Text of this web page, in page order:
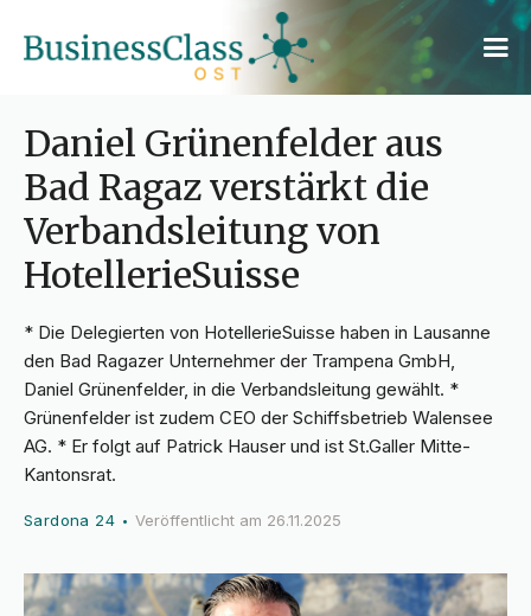
Daniel Grünenfelder aus
Bad Ragaz verstärkt die
Verbandsleitung von
HotellerieSuisse
* Die Delegierten von HotellerieSuisse haben in Lausanne
den Bad Ragazer Unternehmer der Trampena GmbH,
Daniel Grünenfelder, in die Verbandsleitung gewählt. *
Grünenfelder ist zudem CEO der Schiffsbetrieb Walensee
AG. * Er folgt auf Patrick Hauser und ist St.Galler Mitte-
Kantonsrat.
Sardona 24 • Veröffentlicht am 26.11.2025